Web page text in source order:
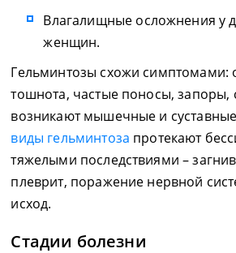
Влагалищные осложнения у
женщин.
Гельминтозы схожи симптомами:
тошнота, частые поносы, запоры,
возникают мышечные и
виды гельминтоза протекают
тяжелыми последствиями –
плеврит, поражение нервной
исход.
Стадии болезни